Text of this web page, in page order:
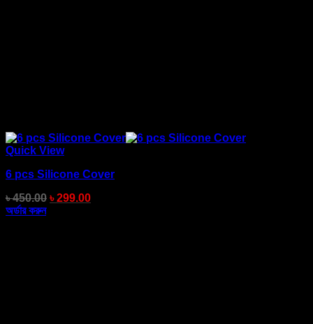
Quick View
6 pcs Silicone Cover
৳450.00 ৳299.00
অর্ডার করুন